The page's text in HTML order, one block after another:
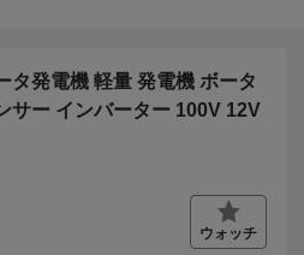
発電機 軽量 発電機 ボータ
ー インバーター 100V 12V